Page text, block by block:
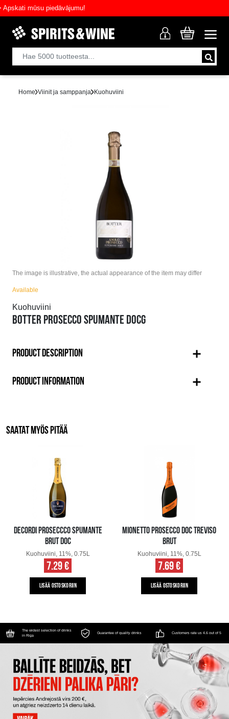
mūsu piedāvājumu!
Home Viinit ja samppanja Kuohuviini
The image is illustrative, the actual appearance of the item may differ
Available
Kuohuviini
BOTTER PROSECCO SPUMANTE DOCG
PRODUCT DESCRIPTION
PRODUCT INFORMATION
SAATAT MYÖS PITÄÄ
DECORDI PROSECCCO SPUMANTE
BRUT DOC
Kuohuviini, 11%, 0.75L
7.29 €
LISÄÄ OSTOSKORIIN
MIONETTO PROSECCO DOC TREVISO
BRUT
Kuohuviini, 11%, 0.75L
7.69 €
LISÄÄ OSTOSKORIIN
The widest selection of drinks
in Riga
Guarantee of quality drinks Customers rate us 4.6 out of 5